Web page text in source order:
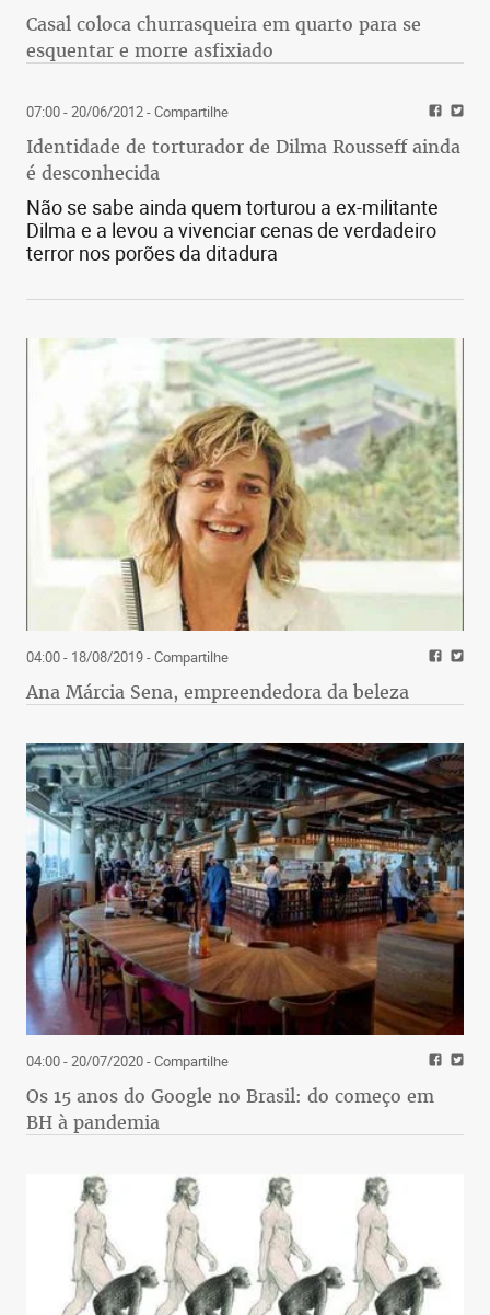
Casal coloca churrasqueira em quarto para se
esquentar e morre asfixiado
07:00 - 20/06/2012- Compartilhe
Identidade de torturador de Dilma Rousseff ainda
é desconhecida
Não se sabe ainda quem torturou a ex-militante
Dilma e a levou a vivenciar cenas de verdadeiro
terror nos porões da ditadura
04:00 - 18/08/2019- Compartilhe
Ana Márcia Sena, empreendedora da beleza
04:00 - 20/07/2020- Compartilhe
Os 15 anos do Google no Brasil: do começo em
BH à pandemia